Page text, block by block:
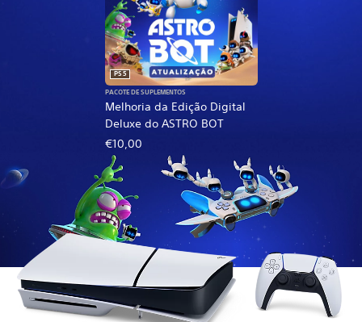
Melhoria da Edição Digital
Deluxe do ASTRO BOT
PS5
PACOTE DE SUPLEMENTOS
€10,00